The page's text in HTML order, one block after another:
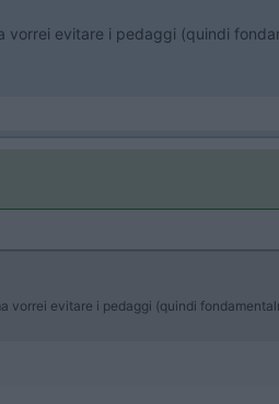
evitare i pedaggi (quindi
vorrei evitare i pedaggi (quindi